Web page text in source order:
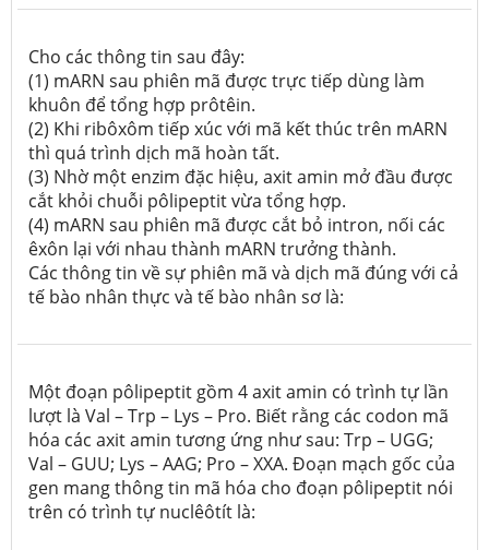
Cho các thông tin sau đây:
(1) mARN sau phiên mã được trực tiếp dùng làm
khuôn để tổng hợp prôtêin.
(2) Khi ribôxôm tiếp xúc với mã kết thúc trên mARN
thì quá trình dịch mã hoàn tất.
(3) Nhờ một enzim đặc hiệu, axit amin mở đầu được
cắt khỏi chuỗi pôlipeptit vừa tổng hợp.
(4) mARN sau phiên mã được cắt bỏ intron, nối các
êxôn lại với nhau thành mARN trưởng thành.
Các thông tin về sự phiên mã và dịch mã đúng với cả
tế bào nhân thực và tế bào nhân sơ là:
Một đoạn pôlipeptit gồm 4 axit amin có trình tự lần
lượt là Val – Trp – Lys – Pro. Biết rằng các codon mã
hóa các axit amin tương ứng như sau: Trp – UGG;
Val – GUU; Lys – AAG; Pro – XXA. Đoạn mạch gốc của
gen mang thông tin mã hóa cho đoạn pôlipeptit nói
trên có trình tự nuclêôtít là: